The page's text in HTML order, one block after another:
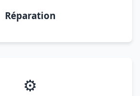
Réparation
⚙️